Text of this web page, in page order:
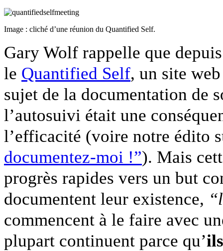
Image : cliché d’une réunion du Quantified Self.
Gary Wolf rappelle que
le Quantified Self, un site
sujet de la documentation de
l’autosuivi était une
l’efficacité (voire notre édito
documentez-moi !”). Mais
progrès rapides vers un but
documentent leur existence,
commencent à le faire avec
plupart continuent parce qu’